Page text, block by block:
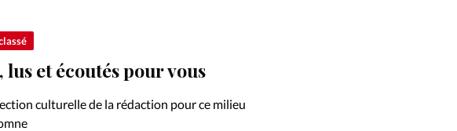
lus et écoutés pour vous
culturelle de la rédaction pour ce milieu